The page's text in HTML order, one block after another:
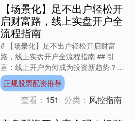
【场景化】足不出户轻松开
启财富路，线上实盘开户全
流程指南
# 【场景化】足不出户轻松开启财富
路，线上实盘开户全流程指南 ## 引
言：线上开户为何成为投资新趋势？
"以前开户要跑营业部，现在手机点两
下就搞定！"上海白领李....
正规股票配资推荐
查看： 151 分类： 风控指南